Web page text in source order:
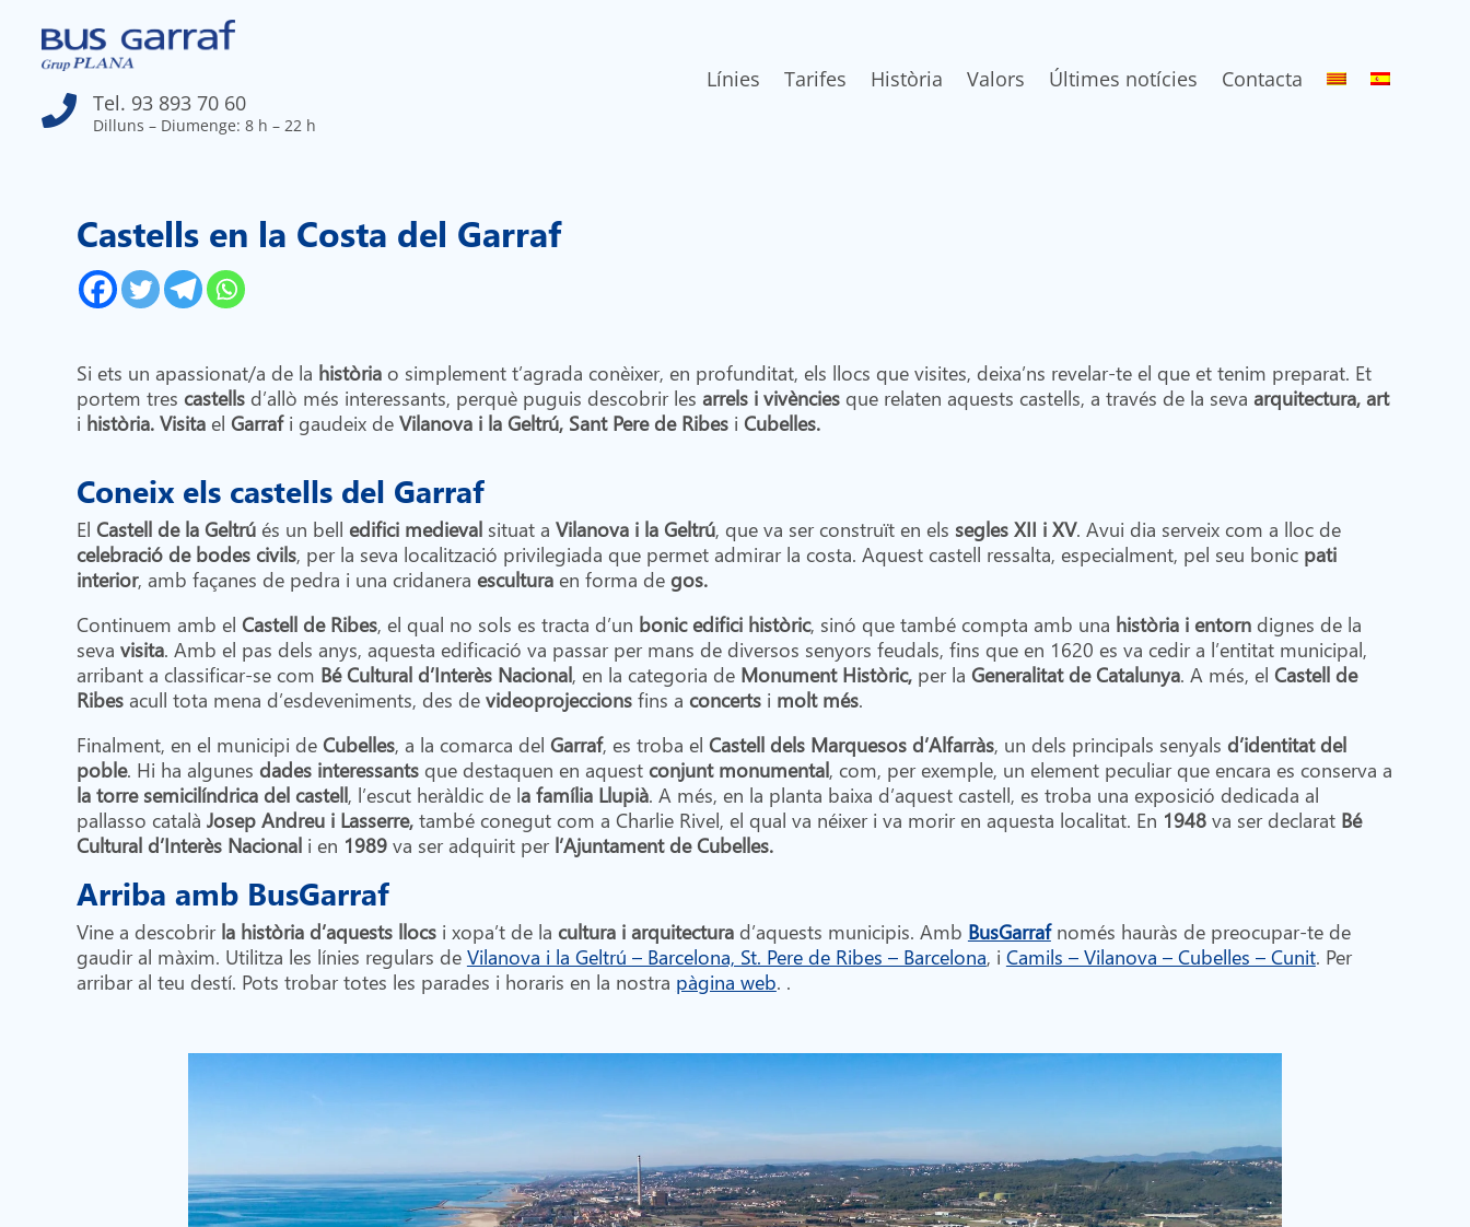
 Tel. 93 893 70 60
Dilluns – Diumenge: 8 h – 22 h
Línies Tarifes Història Valors Últimes notícies Contacta
Castells en la Costa del Garraf
Si ets un apassionat/a de la històriao simplement t’agrada conèixer, en profunditat, els llocs que visites, deixa’ns revelar-te el que et tenim preparat. Et
portem tres castells d’allò més interessants, perquè puguis descobrir les arrels i vivències que relaten aquests castells, a través de la seva arquitectura, art
i història. Visitael Garrafi gaudeix de Vilanova i la Geltrú, Sant Pere de Ribesi Cubelles.
Coneix els castells del Garraf
El Castell de la Geltrúés un bell edifici medievalsituat a Vilanova i la Geltrú, que va ser construït en els segles XII i XV. Avui dia serveix com a lloc de
celebració de bodes civils, per la seva localització privilegiada que permet admirar la costa. Aquest castell ressalta, especialment, pel seu bonic pati
interior, amb façanes de pedra i una cridanera esculturaen forma degos.
Continuem amb el Castell de Ribes, el qual no sols es tracta d’un bonic edifici històric, sinó que també compta amb una història i entorn dignes de la
seva visita. Amb el pas dels anys, aquesta edificació va passar per mans de diversos senyors feudals, fins que en 1620 es va cedir a l’entitat municipal,
arribant a classificar-se com Bé Cultural d’Interès Nacional, en la categoria de Monument Històric,per la Generalitat de Catalunya. A més, el Castell de
Ribesacull tota mena d’esdeveniments, des de videoprojeccions fins a concertsi molt més.
Finalment, en el municipi de Cubelles, a la comarca del Garraf, es troba el Castell dels Marquesos d’Alfarràs, un dels principals senyals d’identitat del
poble. Hi ha algunes dades interessants que destaquen en aquest conjunt monumental, com, per exemple, un element peculiar que encara es conserva a
la torre semicilíndrica del castell, l’escut heràldic de la família Llupià. A més, en la planta baixa d’aquest castell, es troba una exposició dedicada al
pallasso català Josep Andreu i Lasserre,també conegut com a Charlie Rivel, el qual va néixer i va morir en aquesta localitat. En 1948 va ser declarat Bé
Cultural d’Interès Nacionali en 1989 va ser adquirit perl’Ajuntament de Cubelles.
Arriba amb BusGarraf
Vine a descobrir la història d’aquests llocs i xopa’t de la cultura i arquitectura d’aquests municipis. Amb BusGarraf només hauràs de preocupar-te de
gaudir al màxim. Utilitza les línies regulars de Vilanova i la Geltrú – Barcelona, St. Pere de Ribes – Barcelona, i Camils – Vilanova – Cubelles – Cunit. Per
arribar al teu destí. Pots trobar totes les parades i horaris en la nostra pàgina web. .